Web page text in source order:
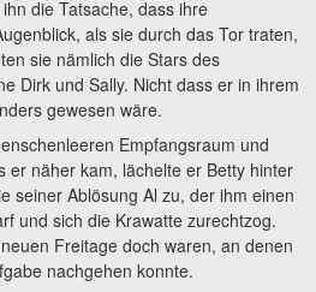
die Tatsache, dass ihre
als sie durch das Tor traten,
sie nämlich die Stars des
Dirk und Sally. Nicht dass er in ihrem
gewesen wäre.
Empfangsraum und
er näher kam, lächelte er Betty hinter
seiner Ablösung Al zu, der ihm einen
und sich die Krawatte zurechtzog.
Freitage doch waren, an denen
nachgehen konnte.